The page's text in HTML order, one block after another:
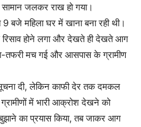
जलकर राख हो गया।
बजे महिला घर में खाना बना रही थी।
होने लगा और देखते ही देखते आग
मच गई और आसपास के ग्रामीण
दी, लेकिन काफी देर तक दमकल
में भारी आक्रोश देखने को
का प्रयास किया, तब जाकर आग